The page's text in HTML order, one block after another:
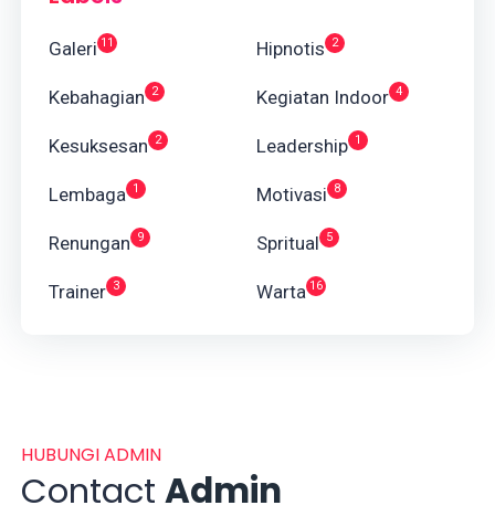
Galeri 11 Hipnotis 2
Kebahagian 2 Kegiatan Indoor 4
Kesuksesan 2 Leadership 1
Lembaga 1 Motivasi 8
Renungan 9 Spritual 5
Trainer 3 Warta 16
HUBUNGI ADMIN
ContactAdmin